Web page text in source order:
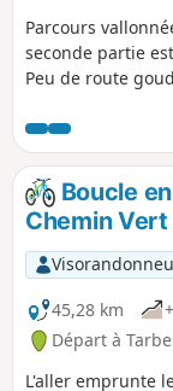
Parcours
seconde partie
Peu de route
Boucle
Chemin
45,28 km
Départ à
L'aller emprunte